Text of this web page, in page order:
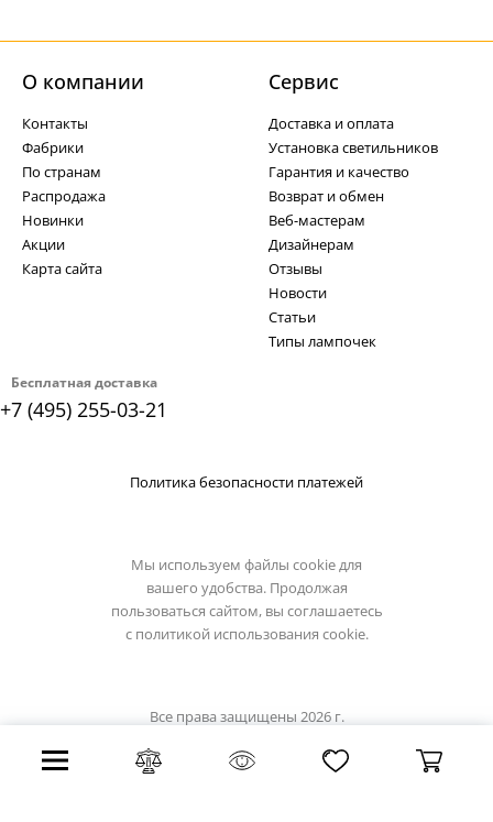
Бесплатная доставка
+7 (495) 255-03-21
О компании
Контакты
Фабрики
По странам
Распродажа
Новинки
Акции
Карта сайта
Cервис
Доставка и оплата
Установка светильников
Гарантия и качество
Возврат и обмен
Веб-мастерам
Дизайнерам
Отзывы
Новости
Статьи
Типы лампочек
Политика безопасности платежей
Мы используем файлы cookie для
вашего удобства. Продолжая
пользоваться сайтом, вы соглашаетесь
с политикой использования cookie.
Все права защищены 2026 г.